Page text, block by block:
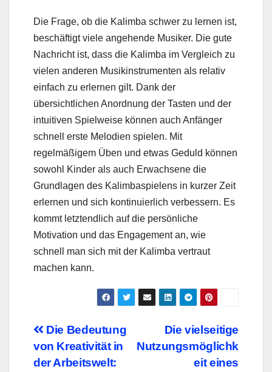
Die Frage, ob die Kalimba schwer zu lernen ist,
beschäftigt viele angehende Musiker. Die gute
Nachricht ist, dass die Kalimba im Vergleich zu
vielen anderen Musikinstrumenten als relativ
einfach zu erlernen gilt. Dank der
übersichtlichen Anordnung der Tasten und der
intuitiven Spielweise können auch Anfänger
schnell erste Melodien spielen. Mit
regelmäßigem Üben und etwas Geduld können
sowohl Kinder als auch Erwachsene die
Grundlagen des Kalimbaspielens in kurzer Zeit
erlernen und sich kontinuierlich verbessern. Es
kommt letztendlich auf die persönliche
Motivation und das Engagement an, wie
schnell man sich mit der Kalimba vertraut
machen kann.
Beitragsnavigation
Die vielseitige
Nutzungsmöglichk
eit eines
Die Bedeutung
von Kreativität in
der Arbeitswelt: